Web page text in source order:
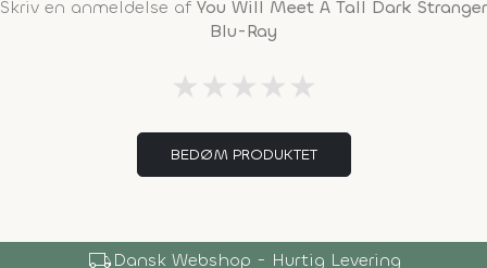
Skriv en anmeldelse af You Will Meet A Tall Dark Stranger
Blu-Ray
★ ★ ★ ★ ★
BEDØM PRODUKTET
local_shippingDansk Webshop - Hurtig Levering